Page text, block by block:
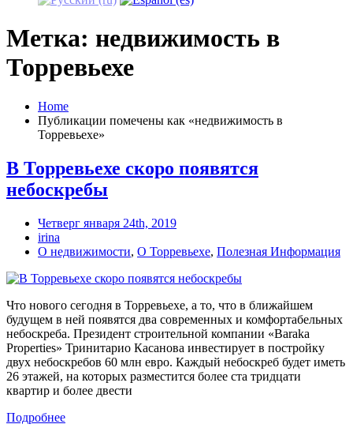
Метка: недвижимость в
Торревьехе
Home
Публикации помечены как «недвижимость в
Торревьехе»
В Торревьехе скоро появятся
небоскребы
Четверг января 24th, 2019
irina
О недвижимости, О Торревьехе, Полезная Информация
Что нового сегодня в Торревьехе, а то, что в ближайшем
будущем в ней появятся два современных и комфортабельных
небоскреба. Президент строительной компании «Baraka
Properties» Тринитарио Касанова инвестирует в постройку
двух небоскребов 60 млн евро. Каждый небоскреб будет иметь
26 этажей, на которых разместится более ста тридцати
квартир и более двести
Подробнее